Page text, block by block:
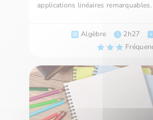
applications linéaires remarquables.
Algèbre 2h27